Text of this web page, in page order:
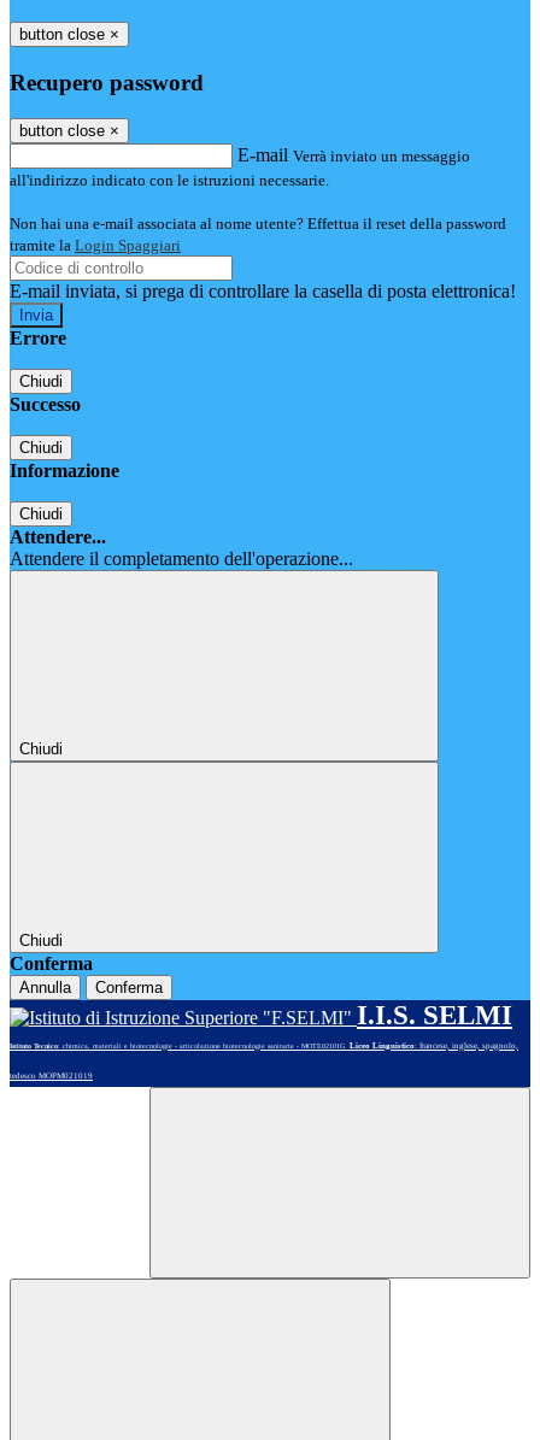
button close ×
Recupero password
button close ×
E-mail Verrà inviato un messaggio
all'indirizzo indicato con le istruzioni necessarie.
Non hai una e-mail associata al nome utente? Effettua il reset della password
tramite la Login Spaggiari
E-mail inviata, si prega di controllare la casella di posta elettronica!
Errore
Chiudi
Successo
Chiudi
Informazione
Chiudi
Attendere...
Attendere il completamento dell'operazione...
Chiudi
Chiudi
Conferma
Annulla Conferma
I.I.S. SELMI
Istituto Tecnico: chimica, materiali e biotecnologie - articolazione biotecnologie sanitarie - MOTE02101G Liceo Linguistico: francese, inglese, spagnolo,
tedesco MOPM021019